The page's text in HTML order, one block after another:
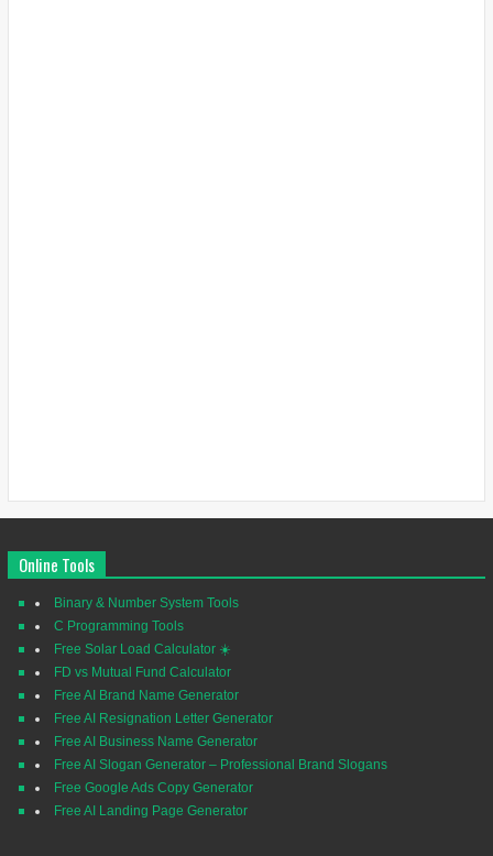
Online Tools
Binary & Number System Tools
C Programming Tools
Free Solar Load Calculator ☀️
FD vs Mutual Fund Calculator
Free AI Brand Name Generator
Free AI Resignation Letter Generator
Free AI Business Name Generator
Free AI Slogan Generator – Professional Brand Slogans
Free Google Ads Copy Generator
Free AI Landing Page Generator